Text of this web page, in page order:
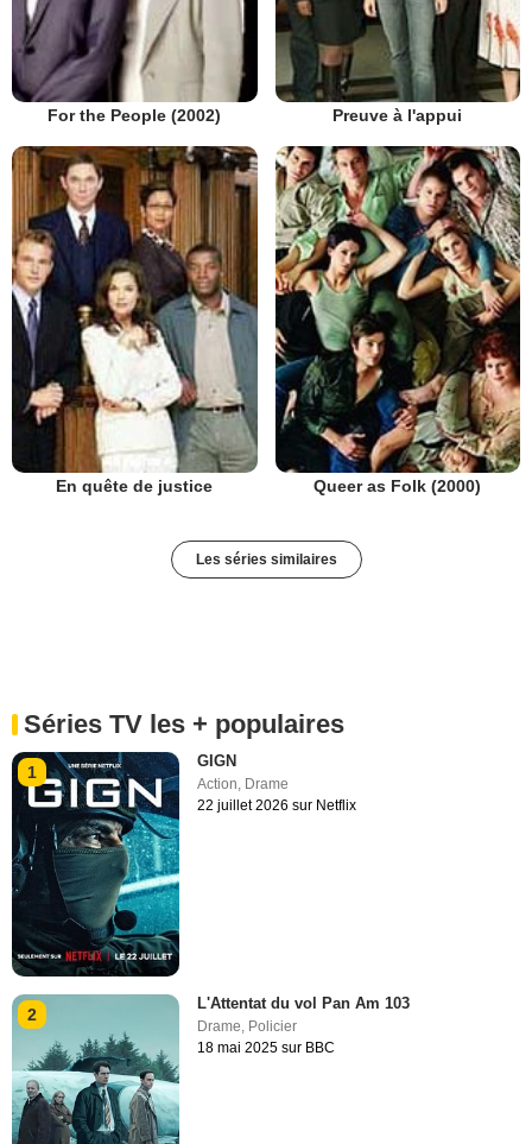
For the People (2002) Preuve à l'appui
En quête de justice Queer as Folk (2000)
Les séries similaires
Séries TV les + populaires
1
GIGN
Action, Drame
22 juillet 2026 sur Netflix
2
L'Attentat du vol Pan Am 103
Drame Policier
18 mai 2025 sur BBC